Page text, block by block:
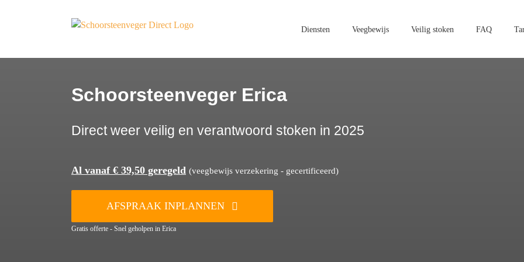
Diensten Veegbewijs Veilig stoken FAQ
Schoorsteenveger Erica
Direct weer veilig en verantwoord stoken in 2025
Al vanaf € 39,50 geregeld (veegbewijs verzekering - gecertificeerd)
AFSPRAAK INPLANNEN
Gratis offerte - Snel geholpen in Erica